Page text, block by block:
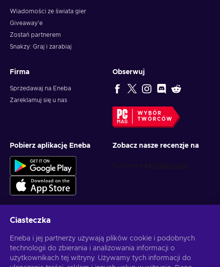
Wiadomości ze świata gier
Giveaway'e
Zostań partnerem
Snakzy: Graj i zarabiaj
Firma
Sprzedawaj na Eneba
Zareklamuj się u nas
Obserwuj
WYBÓR
TWÓRCÓW
Pobierz aplikację Eneba Zobacz nasze recenzje na
Subskrybuj
Ciasteczka
Eneba i jej partnerzy używają plików cookie i podobnych
technologii do zbierania i analizowania informacji o
użytkownikach tej witryny. Używamy tych informacji do